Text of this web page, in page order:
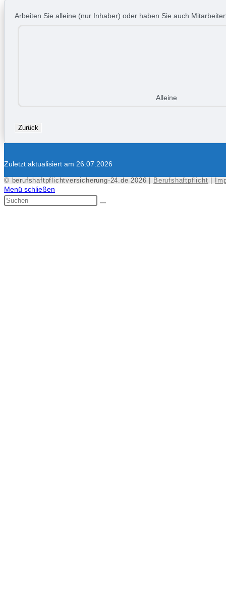
Arbeiten Sie alleine (nur Inhaber) oder haben Sie auch
Alleine
Zurück
Zuletzt aktualisiert am 26.07.2026
© berufshaftpflichtversicherung-24.de 2026 | Berufshaftpflicht
Menü schließen